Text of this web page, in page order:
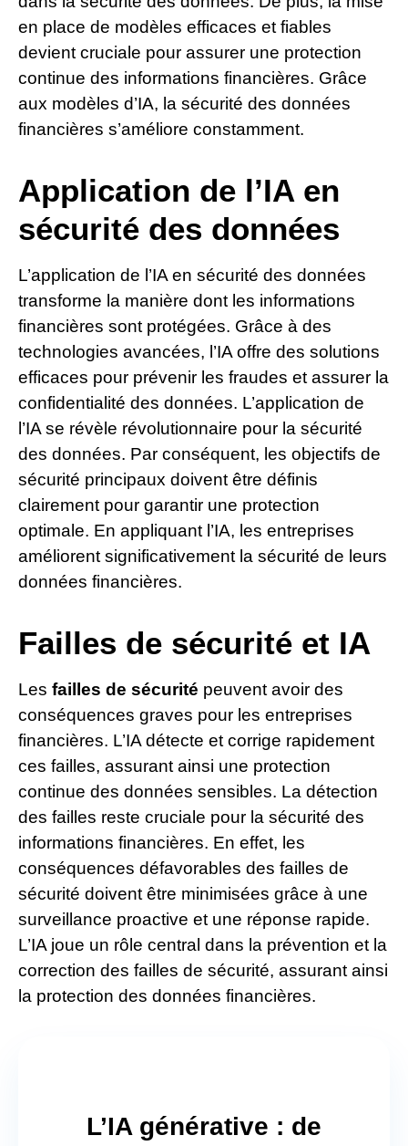
en place de modèles efficaces et fiables
devient cruciale pour assurer une protection
continue des informations financières. Grâce
aux modèles d’IA, la sécurité des données
financières s’améliore constamment.
Application de l’IA en
sécurité des données
L’application de l’IA en sécurité des données
transforme la manière dont les informations
financières sont protégées. Grâce à des
technologies avancées, l’IA offre des solutions
efficaces pour prévenir les fraudes et assurer la
confidentialité des données. L’application de
l’IA se révèle révolutionnaire pour la sécurité
des données. Par conséquent, les objectifs de
sécurité principaux doivent être définis
clairement pour garantir une protection
optimale. En appliquant l’IA, les entreprises
améliorent significativement la sécurité de leurs
données financières.
Failles de sécurité et IA
Les failles de sécurité peuvent avoir des
conséquences graves pour les entreprises
financières. L’IA détecte et corrige rapidement
ces failles, assurant ainsi une protection
continue des données sensibles. La détection
des failles reste cruciale pour la sécurité des
informations financières. En effet, les
conséquences défavorables des failles de
sécurité doivent être minimisées grâce à une
surveillance proactive et une réponse rapide.
L’IA joue un rôle central dans la prévention et la
correction des failles de sécurité, assurant ainsi
la protection des données financières.
L’IA générative : de